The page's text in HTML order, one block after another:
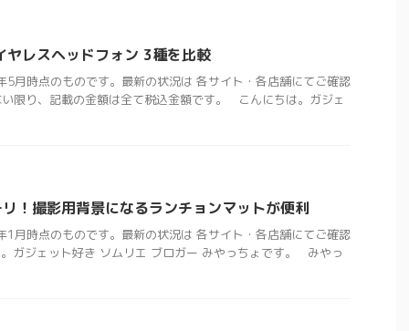
ヤレスヘッドフォン 3種を比較
月時点のものです。最新の状況は 各サイト・各店舗にてご確認
限り、記載の金額は全て税込金額です。 こんにちは。ガジェ
！撮影用背景になるランチョンマットが便利
月時点のものです。最新の状況は 各サイト・各店舗にてご確認
ガジェット好き ソムリエ ブロガー みやっちょです。 みやっ